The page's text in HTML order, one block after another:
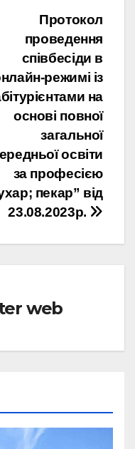
Протокол
проведення
співбесіди в
режимі із
на
основі повної
загальної
освіти
за професією
пекар” від
23.08.2023р.
web